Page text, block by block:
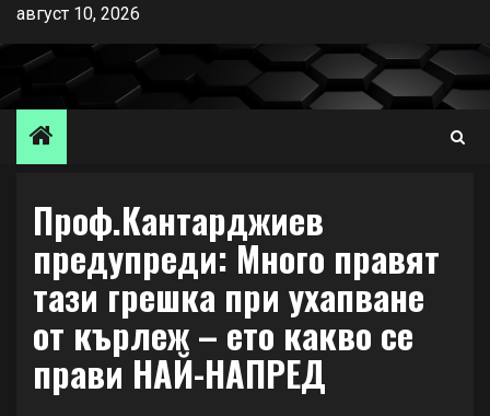
Skip
content
август 10, 2026
Проф.Кантарджиев
предупреди: Много правят
тази грешка при ухапване
от кърлеж – ето какво се
прави НАЙ-НАПРЕД